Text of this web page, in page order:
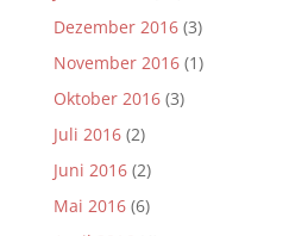
Dezember 2016(3)
November 2016(1)
Oktober 2016(3)
Juli 2016(2)
Juni 2016(2)
Mai 2016(6)